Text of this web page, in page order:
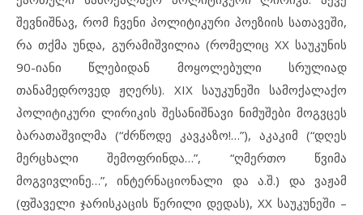
შევნიშნავ, რომ ჩვენი პოლიტიკური პოეზიის სათავეში,
რა თქმა უნდა, გურამიშვილია (რომელიც XX საუკუნის
90-იანი წლებიდან მოყოლებული სრულიად
თანამედროვედ ჟღერს). XIX საუკუნეში სამოქალაქო
პოლიტიკური ლირიკის შესანიშნავი ნიმუშები მოგვცეს
ბარათაშვილმა (“ძრწოდე კავკაზო!…”), აკაკიმ (“დღეს
მერცხალი შემოფრინდა…”, “ღმერთო წვიმა
მოგვივლინე…”, ინტერნაციონალი და ა.შ.) და ვაჟამ
(ფშაველი ჯარისკაცის წერილი დედას), XX საუკუნეში –